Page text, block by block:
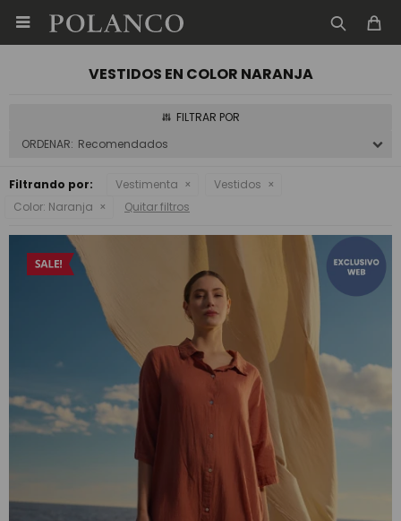

VESTIDOS EN COLOR NARANJA
Recomendados
Filtrando por: Vestimenta
Vestidos
Color: Naranja Quitar filtros